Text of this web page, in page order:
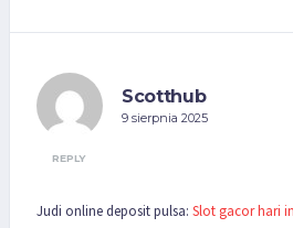
Scotthub
9 sierpnia 2025
REPLY
Judi online deposit pulsa: Slot gacor hari